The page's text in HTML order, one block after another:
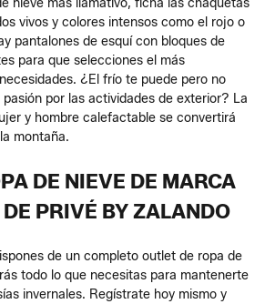
vivos y colores intensos como el rojo o
pantalones de esquí con bloques de
para que selecciones el más
¿El frío te puede pero no
por las actividades de exterior? La
y hombre calefactable se convertirá
montaña.
DE NIEVE DE MARCA
PRIVÉ BY ZALANDO
de un completo outlet de ropa de
todo lo que necesitas para mantenerte
invernales. Regístrate hoy mismo y